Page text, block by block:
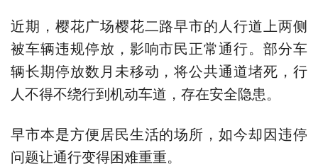
近期，樱花广场樱花二路早市的人行道上两侧
被车辆违规停放，影响市民正常通行。部分车
辆长期停放数月未移动，将公共通道堵死，行
人不得不绕行到机动车道，存在安全隐患。
早市本是方便居民生活的场所，如今却因违停
问题让通行变得困难重重。